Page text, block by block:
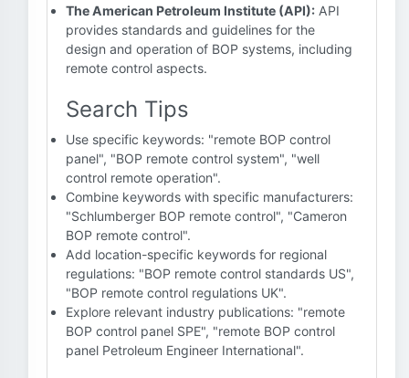
The American Petroleum Institute (API): API
provides standards and guidelines for the
design and operation of BOP systems, including
remote control aspects.
Search Tips
Use specific keywords: "remote BOP control
panel", "BOP remote control system", "well
control remote operation".
Combine keywords with specific manufacturers:
"Schlumberger BOP remote control", "Cameron
BOP remote control".
Add location-specific keywords for regional
regulations: "BOP remote control standards US",
"BOP remote control regulations UK".
Explore relevant industry publications: "remote
BOP control panel SPE", "remote BOP control
panel Petroleum Engineer International".